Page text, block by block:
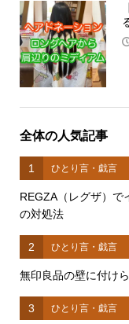
全体の人気記事
1 ひとり言・戯言
REGZA（レグザ）で
の対処法
2 ひとり言・戯言
無印良品の壁に付け
3 ひとり言・戯言